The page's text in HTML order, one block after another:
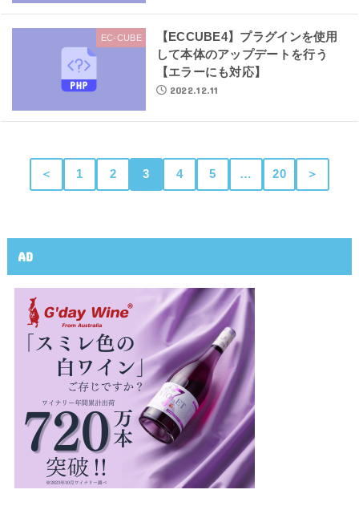
EC-CUBE
【ECCUBE4】プラグインを使用
して本体のアップデートを行う
【エラーにも対応】
2022.12.11
＜ 1 2 3 4 5 … 20 ＞
AD